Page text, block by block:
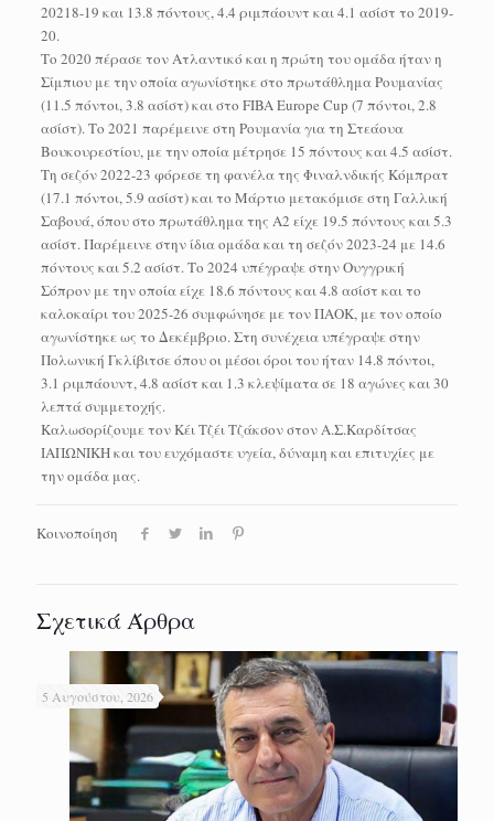
20218-19 και 13.8 πόντους, 4.4 ριμπάουντ και 4.1 ασίστ το 2019-
20.
Το 2020 πέρασε τον Ατλαντικό και η πρώτη του ομάδα ήταν η
Σίμπιου με την οποία αγωνίστηκε στο πρωτάθλημα Ρουμανίας
(11.5 πόντοι, 3.8 ασίστ) και στο FIBA Europe Cup (7 πόντοι, 2.8
ασίστ). Το 2021 παρέμεινε στη Ρουμανία για τη Στεάουα
Βουκουρεστίου, με την οποία μέτρησε 15 πόντους και 4.5 ασίστ.
Τη σεζόν 2022-23 φόρεσε τη φανέλα της Φιναλνδικής Κόμπρατ
(17.1 πόντοι, 5.9 ασίστ) και το Μάρτιο μετακόμισε στη Γαλλική
Σαβουά, όπου στο πρωτάθλημα της Α2 είχε 19.5 πόντους και 5.3
ασίστ. Παρέμεινε στην ίδια ομάδα και τη σεζόν 2023-24 με 14.6
πόντους και 5.2 ασίστ. Το 2024 υπέγραψε στην Ουγγρική
Σόπρον με την οποία είχε 18.6 πόντους και 4.8 ασίστ και το
καλοκαίρι του 2025-26 συμφώνησε με τον ΠΑΟΚ, με τον οποίο
αγωνίστηκε ως το Δεκέμβριο. Στη συνέχεια υπέγραψε στην
Πολωνική Γκλίβιτσε όπου οι μέσοι όροι του ήταν 14.8 πόντοι,
3.1 ριμπάουντ, 4.8 ασίστ και 1.3 κλεψίματα σε 18 αγώνες και 30
λεπτά συμμετοχής.
Καλωσορίζουμε τον Κέι Τζέι Τζάκσον στον Α.Σ.Καρδίτσας
ΙΑΠΩΝΙΚΗ και του ευχόμαστε υγεία, δύναμη και επιτυχίες με
την ομάδα μας.
Κοινοποίηση
Σχετικά Άρθρα
5 Αυγούστου, 2026